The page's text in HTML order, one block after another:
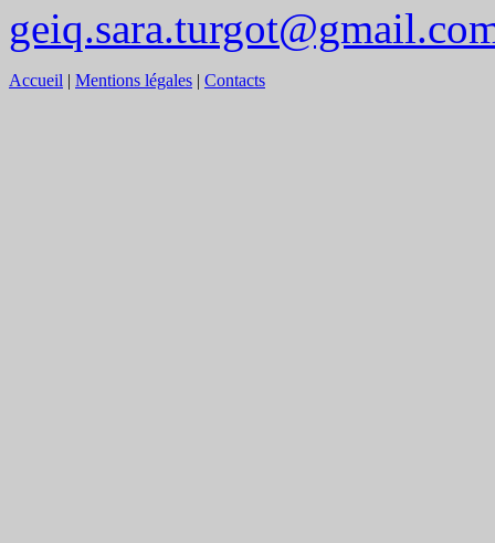
Accueil | Mentions légales | Contacts